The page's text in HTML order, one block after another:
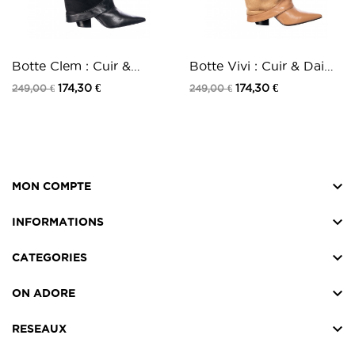
Botte Clem : Cuir &
Daim Noir à talon...
249,00 € 174,30 €
Botte Vivi : Cuir & Daim
Camel à...
249,00 € 174,30 €
MON COMPTE 
INFORMATIONS 
CATEGORIES 
ON ADORE 
RESEAUX 